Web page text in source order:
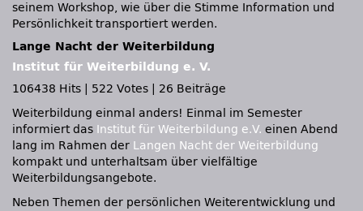
seinem Workshop, wie über die Stimme Information und
Persönlichkeit transportiert werden.
Lange Nacht der Weiterbildung
Institut für Weiterbildung e. V.
106438 Hits
522 Votes
26 Beiträge
Weiterbildung einmal anders! Einmal im Semester
informiert das Institut für Weiterbildung e.V. einen Abend
lang im Rahmen der Langen Nacht der Weiterbildung
kompakt und unterhaltsam über vielfältige
Weiterbildungsangebote.
Neben Themen der persönlichen Weiterentwicklung und